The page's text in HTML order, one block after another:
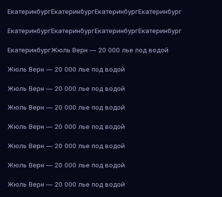
ЕкатеринбургЕкатеринбургЕкатеринбургЕкатеринбург
ЕкатеринбургЕкатеринбургЕкатеринбургЕкатеринбург
ЕкатеринбургЖюль Верн — 20 000 лье под водой
Жюль Верн — 20 000 лье под водой
Жюль Верн — 20 000 лье под водой
Жюль Верн — 20 000 лье под водой
Жюль Верн — 20 000 лье под водой
Жюль Верн — 20 000 лье под водой
Жюль Верн — 20 000 лье под водой
Жюль Верн — 20 000 лье под водой